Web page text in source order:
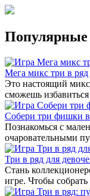
Мега микс три в ряд
Это настоящий
сможешь
Собери три фишки
Познакомься с
очаровательными
Три в ряд для
Стань
игре. Чтобы